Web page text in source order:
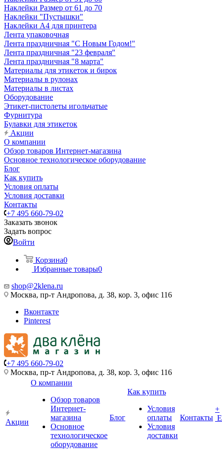
Наклейки Размер от 61 до 70
Наклейки "Пустышки"
Наклейки А4 для принтера
Лента упаковочная
Лента праздничная "С Новым Годом!"
Лента праздничная "23 февраля"
Лента праздничная "8 марта"
Материалы для этикеток и бирок
Материалы в рулонах
Материалы в листах
Оборудование
Этикет-пистолеты игольчатые
Фурнитура
Булавки для этикеток
Акции
О компании
Обзор товаров Интернет-магазина
Основное технологическое оборудование
Блог
Как купить
Условия оплаты
Условия доставки
Контакты
+7 495 660-79-02
Заказать звонок
Задать вопрос
Войти
Корзина0
Избранные товары0
shop@2klena.ru
Москва, пр-т Андропова, д. 38, кор. 3, офис 116
Вконтакте
Pinterest
+7 495 660-79-02
Москва, пр-т Андропова, д. 38, кор. 3, офис 116
Акции
О компании
Обзор товаров
Интернет-
магазина
Основное
технологическое
оборудование
Блог
Как купить
Условия
оплаты
Условия
доставки
Контакты
+